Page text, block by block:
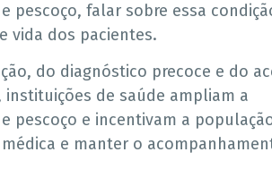
pescoço, falar sobre essa
vida dos pacientes.
do diagnóstico precoce e do
de saúde ampliam a
pescoço e incentivam a
e manter o